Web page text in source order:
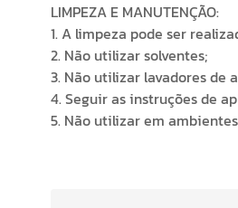
LIMPEZA E MANUTENÇÃO:
1. A limpeza pode ser
2. Não utilizar solventes;
3. Não utilizar lavadores de
4. Seguir as instruções de
5. Não utilizar em